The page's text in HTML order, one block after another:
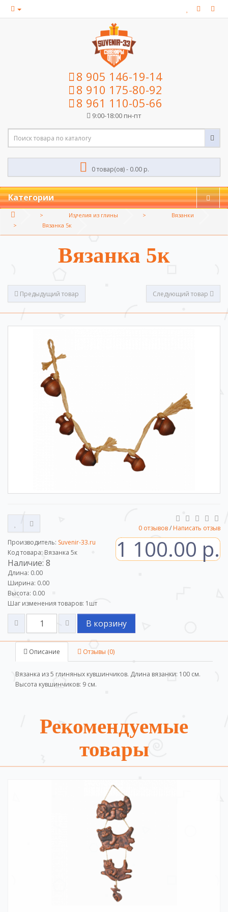
8 905 146-19-14
8 910 175-80-92
8 961 110-05-66
9:00-18:00 пн-пт
0 товар(ов) - 0.00 р.
Категории
Изделия из глины
Вязанки
Вязанка 5к
Вязанка 5к
Предыдущий товар Следующий товар
0 отзывов/ Написать отзыв
Производитель: Suvenir-33.ru
Код товара: Вязанка 5к
Наличие: 8
Длина: 0.00
Ширина: 0.00
Высота: 0.00
Шаг изменения товаров: 1 шт
1 100.00 р.
В корзину
Описание Отзывы (0)
Вязанка из 5 глиняных кувшинчиков. Длина вязанки: 100 см.
Высота кувшинчиков: 9 см.
Рекомендуемые
товары